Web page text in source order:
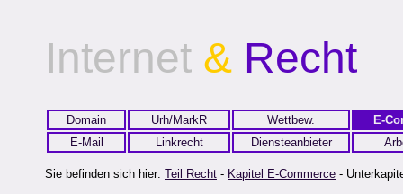
Internet & Recht
Domain Urh/MarkR Wettbew.
E-
E-Mail
Linkrecht Diensteanbieter
Sie befinden sich hier: Teil Recht - Kapitel E-Commerce -